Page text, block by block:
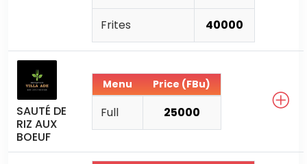
Frites 40000
SAUTÉ DE
RIZ AUX
BOEUF
Menu Price (FBu)
Full 25000